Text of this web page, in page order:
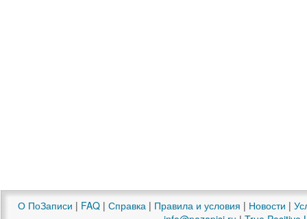
О ПоЗаписи | FAQ | Справка | Правила и условия | Новости |